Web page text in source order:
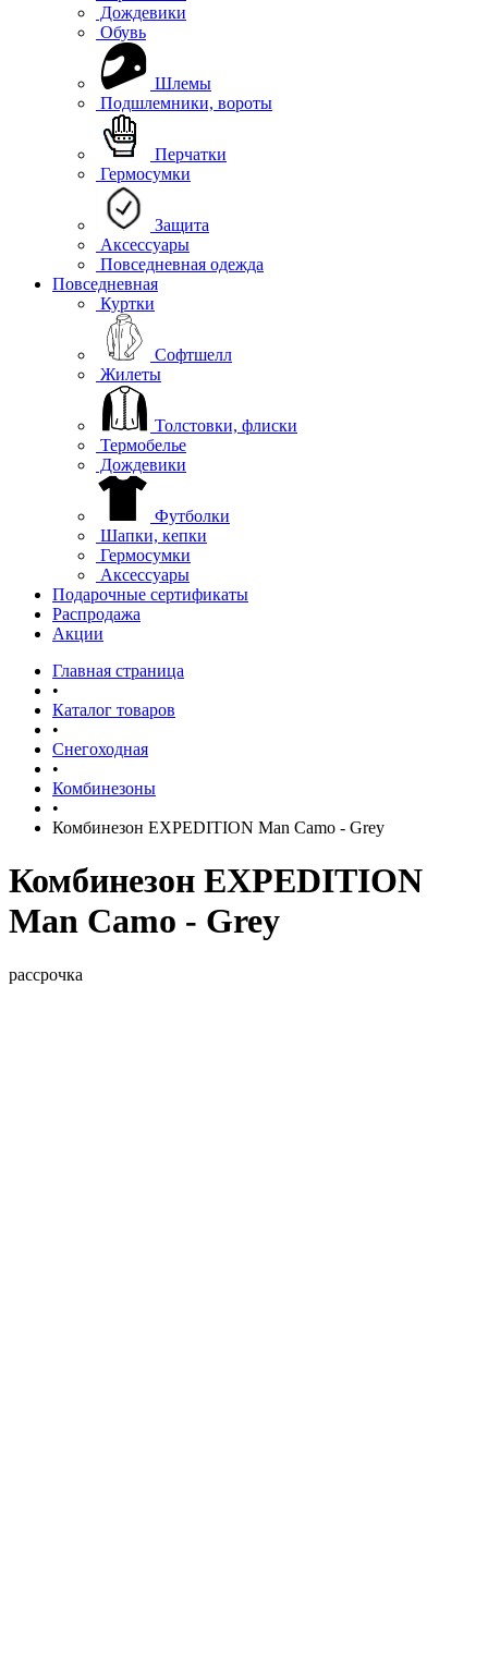
Дождевики
Обувь
Шлемы
Подшлемники, вороты
Перчатки
Гермосумки
Защита
Аксессуары
Повседневная одежда
Повседневная
Куртки
Софтшелл
Жилеты
Толстовки, флиски
Термобелье
Дождевики
Футболки
Шапки, кепки
Гермосумки
Аксессуары
Подарочные сертификаты
Распродажа
Акции
Главная страница
•
Каталог товаров
•
Снегоходная
•
Комбинезоны
•
Комбинезон EXPEDITION Man Camo - Grey
Комбинезон EXPEDITION
Man Camo - Grey
рассрочка